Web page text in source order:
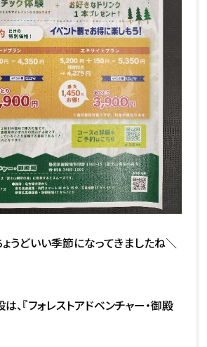
うどいい季節になってきましたね＼
、『フォレストアドベンチャー・御殿